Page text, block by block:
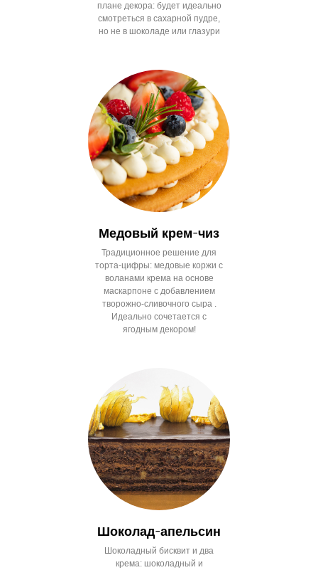
плане декора: будет идеально
смотреться в сахарной пудре,
но не в шоколаде или глазури
Медовый крем-чиз
Традиционное решение для
торта-цифры: медовые коржи с
воланами крема на основе
маскарпоне с добавлением
творожно-сливочного сыра .
Идеально сочетается с
ягодным декором!
Шоколад-апельсин
Шоколадный бисквит и два
крема: шоколадный и